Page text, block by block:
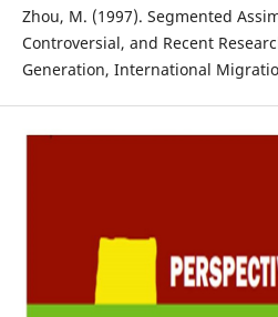
Zhou, M. (1997). Segmented
Controversial, and Recent
Generation, International